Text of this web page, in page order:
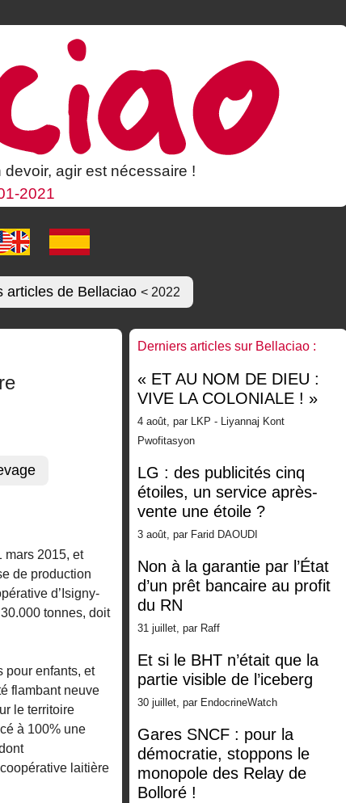
agir est nécessaire !
2021
articles de Bellaciao < 2022
mars 2015, et
de production
d’Isigny-
tonnes, doit
pour enfants, et
flambant neuve
le territoire
à 100% une
laitière
Derniers articles sur Bellaciao :
« ET AU NOM DE DIEU :
VIVE LA COLONIALE ! »
4 août, par LKP - Liyannaj Kont
Pwofitasyon
LG : des publicités cinq
étoiles, un service après-
vente une étoile ?
3 août, par Farid DAOUDI
Non à la garantie par l’État
d’un prêt bancaire au profit
du RN
31 juillet, par Raff
Et si le BHT n’était que la
partie visible de l’iceberg
30 juillet, par EndocrineWatch
Gares SNCF : pour la
démocratie, stoppons le
monopole des Relay de
Bolloré !